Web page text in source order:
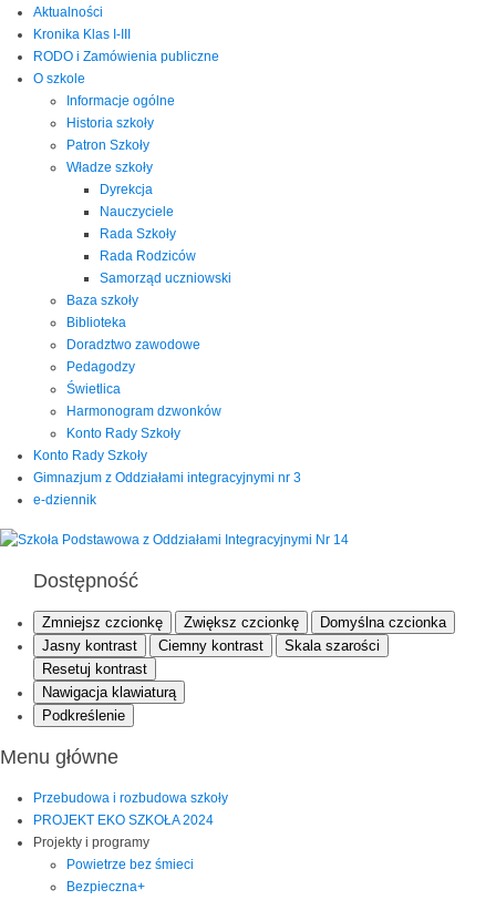
Aktualności
Kronika Klas I-III
RODO i Zamówienia publiczne
O szkole
Informacje ogólne
Historia szkoły
Patron Szkoły
Władze szkoły
Dyrekcja
Nauczyciele
Rada Szkoły
Rada Rodziców
Samorząd uczniowski
Baza szkoły
Biblioteka
Doradztwo zawodowe
Pedagodzy
Świetlica
Harmonogram dzwonków
Konto Rady Szkoły
Konto Rady Szkoły
Gimnazjum z Oddziałami integracyjnymi nr 3
e-dziennik
Dostępność
Zmniejsz czcionkę Zwiększ czcionkę
Domyślna czcionka
Jasny kontrast
Ciemny kontrast
Skala szarości
Resetuj kontrast
Nawigacja klawiaturą
Podkreślenie
Menu główne
Przebudowa i rozbudowa szkoły
PROJEKT EKO SZKOŁA 2024
Projekty i programy
Powietrze bez śmieci
Bezpieczna+